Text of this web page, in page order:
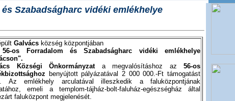
Szabadságharc vidéki emlékhelye
Galvács község központjában
os Forradalom és Szabadságharc vidéki emlékhelye
Községi Önkormányzata megvalósításhoz az 56-os
benyújtott pályázatával 2 000 000.-Ft támogatást
Az emlékhely arculatával illeszkedik a faluközpontjának
emeli a templom-tájház-bolt-faluház-egészségház által
faluközpont megjelenését.